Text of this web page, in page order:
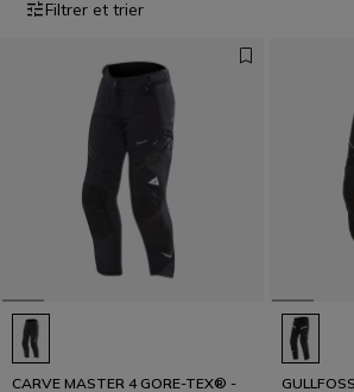
Filtrer et trier
CARVE MASTER 4 GORE-TEX® -